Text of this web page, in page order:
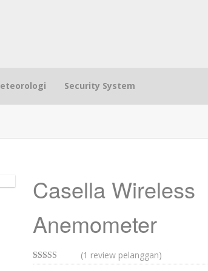
Security System
Casella Wireless
Anemometer
(1 review pelanggan)